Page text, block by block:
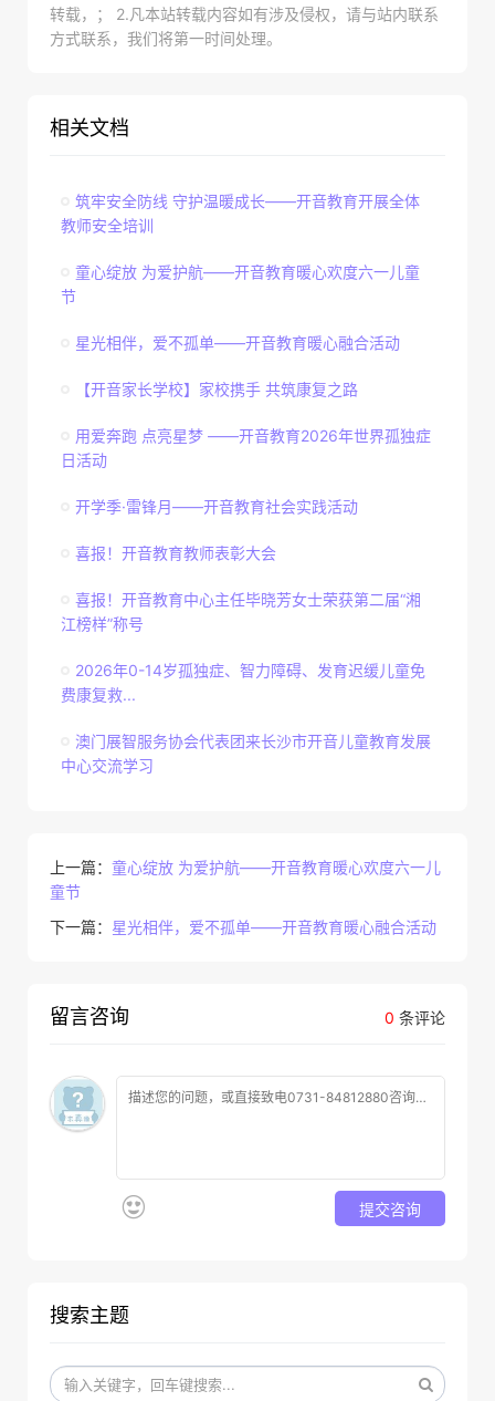
转载，； 2.凡本站转载内容如有涉及侵权，请与站内联系
方式联系，我们将第一时间处理。
相关文档
筑牢安全防线 守护温暖成长——开音教育开展全体
教师安全培训
童心绽放 为爱护航——开音教育暖心欢度六一儿童
节
星光相伴，爱不孤单——开音教育暖心融合活动
【开音家长学校】家校携手 共筑康复之路
用爱奔跑 点亮星梦 ——开音教育2026年世界孤独症
日活动
开学季·雷锋月——开音教育社会实践活动
喜报！开音教育教师表彰大会
喜报！开音教育中心主任毕晓芳女士荣获第二届“湘
江榜样”称号
2026年0-14岁孤独症、智力障碍、发育迟缓儿童免
费康复救...
澳门展智服务协会代表团来长沙市开音儿童教育发展
中心交流学习
上一篇： 童心绽放 为爱护航——开音教育暖心欢度六一儿
童节
下一篇： 星光相伴，爱不孤单——开音教育暖心融合活动
0 条评论
留言咨询
提交咨询
搜索主题